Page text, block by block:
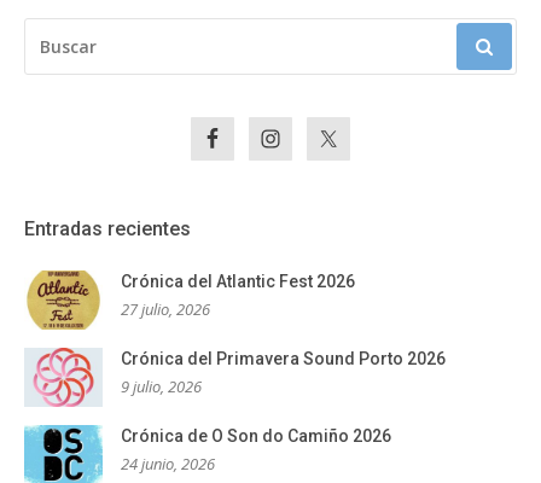
Entradas recientes
Crónica del Atlantic Fest 2026
27 julio, 2026
Crónica del Primavera Sound Porto 2026
9 julio, 2026
Crónica de O Son do Camiño 2026
24 junio, 2026